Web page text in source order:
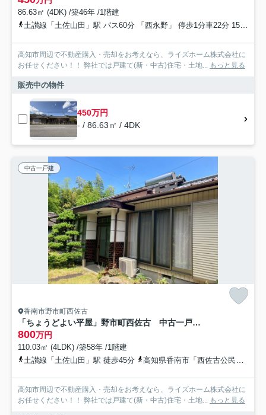
86.63㎡ (4DK) /築46年 /1階建
土讃線「土佐山田」駅 バス60分 「西永野」 停歩1分車22分 15.0km
高知市周辺で不動産購入・売却をお考えなら、ライズホーム株式会社に
お任せください！！ 弊社では戸建て(新・中古)住宅・土地... もっと見る
販売中の物件
450万円
- / 86.63㎡ / 4DK
中古一戸建
香南市野市町西佐古
「ちょうどよい平屋」野市町西佐古 中古一戸建て
800万円
110.03㎡ (4LDK) /築58年 /1階建
土讃線「土佐山田」駅 徒歩45分
高知県香南市「西佐古公民館東」バス停下車 徒歩3分
高知市周辺で不動産購入・売却をお考えなら、ライズホーム株式会社に
お任せください！！ 弊社では戸建て(新・中古)住宅・土地... もっと見る